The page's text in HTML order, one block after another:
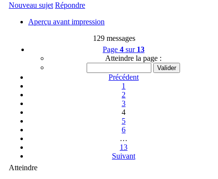
Nouveau sujet Répondre
Aperçu avant impression
129 messages
Page 4 sur 13
Atteindre la page :
Précédent
1
2
3
4
5
6
…
13
Suivant
Atteindre